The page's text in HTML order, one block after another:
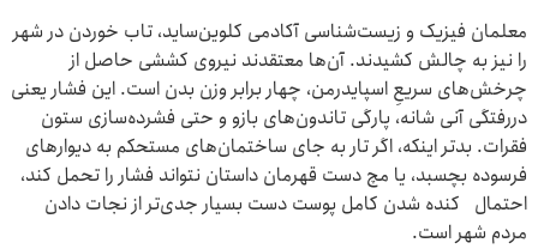
معلمان فیزیک و زیست‌شناسی آکادمی کلوین‌ساید، تاب خوردن در شهر
را نیز به چالش کشیدند. آن‌ها معتقدند نیروی کششی حاصل از
چرخش‌های سریعِ اسپایدرمن، چهار برابر وزن بدن است. این فشار یعنی
دررفتگی آنی شانه، پارگی تاندون‌های بازو و حتی فشرده‌سازی ستون
فقرات. بدتر اینکه، اگر تار به جای ساختمان‌های مستحکم به دیوارهای
فرسوده بچسبد، یا مچ دست قهرمان داستان نتواند فشار را تحمل کند،
احتمال کنده شدن کامل پوست دست بسیار جدی‌تر از نجات دادن
مردم شهر است.